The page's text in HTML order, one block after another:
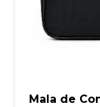
Mala de